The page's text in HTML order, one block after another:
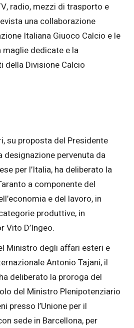
radio, mezzi di trasporto e
una collaborazione
Italiana Giuoco Calcio e le
dedicate e la
della Divisione Calcio
su proposta del Presidente
designazione pervenuta da
per l’Italia, ha deliberato la
a componente del
e del lavoro, in
produttive, in
D’Ingeo.
Ministro degli affari esteri e
Antonio Tajani, il
deliberato la proroga del
del Ministro Plenipotenziario
presso l’Unione per il
sede in Barcellona, per